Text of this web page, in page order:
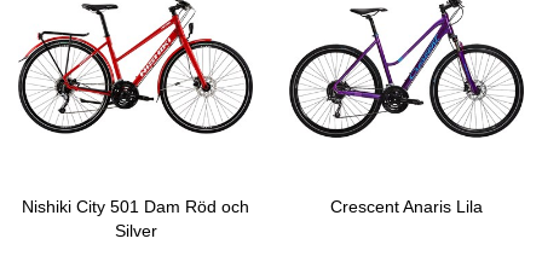
Nishiki City 501 Dam Röd och
Silver
Crescent Anaris Lila